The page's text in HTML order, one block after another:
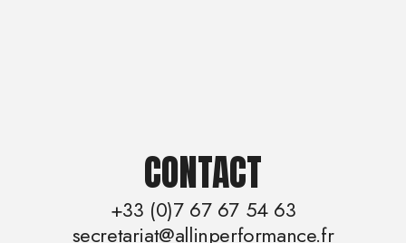
CONTACT
+33 (0)7 67 67 54 63
secretariat@allinperformance.fr